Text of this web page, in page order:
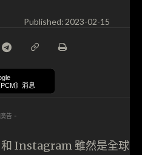
Published: 2023-02-15
》消息
告 -
Instagram 雖然是全球